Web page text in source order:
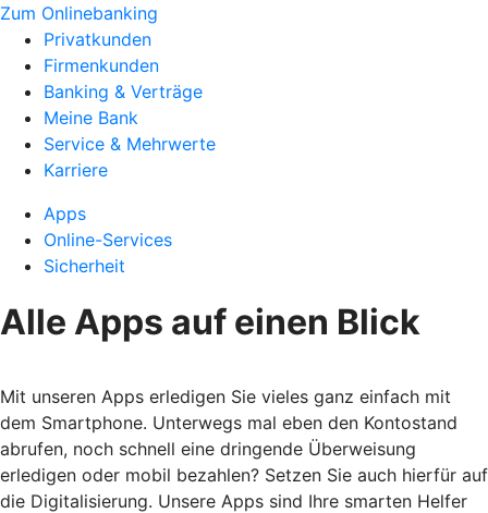
Zum Onlinebanking
Privatkunden
Firmenkunden
Banking & Verträge
Meine Bank
Service & Mehrwerte
Karriere
Apps
Online-Services
Sicherheit
Alle Apps auf einen Blick
Mit unseren Apps erledigen Sie vieles ganz einfach mit
dem Smartphone. Unterwegs mal eben den Kontostand
abrufen, noch schnell eine dringende Überweisung
erledigen oder mobil bezahlen? Setzen Sie auch hierfür auf
die Digitalisierung. Unsere Apps sind Ihre smarten Helfer